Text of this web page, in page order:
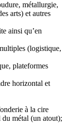
métallurgie,
arts) et autres
ainsi qu’en
(logistique,
plateformes
horizontal et
à la cire
métal (un atout);